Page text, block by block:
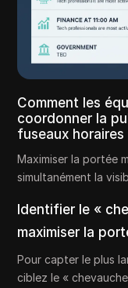
Comment les
coordonner la
fuseaux horaires
Maximiser la portée
simultanément la
Identifier le «
maximiser la
Pour capter le plus
ciblez le «